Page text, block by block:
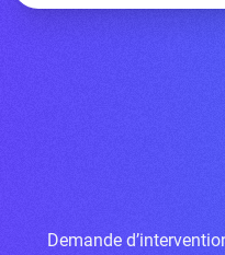
Demande